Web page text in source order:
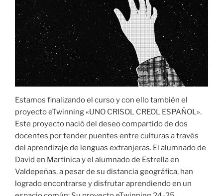
Estamos finalizando el curso y con ello también el
proyecto eTwinning «UNO CRISOL CREOL ESPAÑOL».
Este proyecto nació del deseo compartido de dos
docentes por tender puentes entre culturas a través
del aprendizaje de lenguas extranjeras. El alumnado de
David en Martinica y el alumnado de Estrella en
Valdepeñas, a pesar de su distancia geográfica, han
logrado encontrarse y disfrutar aprendiendo en un